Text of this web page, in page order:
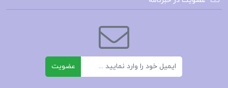
فصل دوم: مغز شما یک شبکه است
فصل سوم: مغز های کوچولو بر اساس دنیای
خودشان مدارسازی میشوند
عضویت